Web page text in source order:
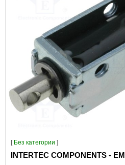
[ Без категории ]
INTERTEC COMPONENTS -